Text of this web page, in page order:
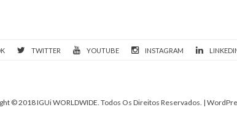
TWITTER YOUTUBE INSTAGRAM
© 2018 IGUi WORLDWIDE. Todos Os Direitos Reservados. |